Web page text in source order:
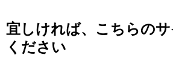
宜しければ、こちらの
ください